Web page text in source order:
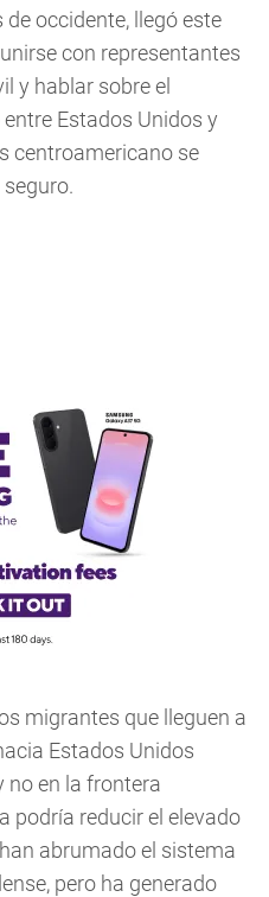
occidente, llegó este
con representantes
y hablar sobre el
Estados Unidos y
centroamericano se
migrantes que lleguen a
Estados Unidos
no en la frontera
podría reducir el elevado
abrumado el sistema
pero ha generado